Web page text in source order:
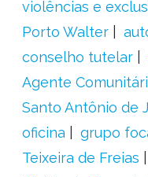
violências e
Porto Walter
conselho tutelar
Agente
Santo Antônio de
oficina
grupo
Teixeira de Freias